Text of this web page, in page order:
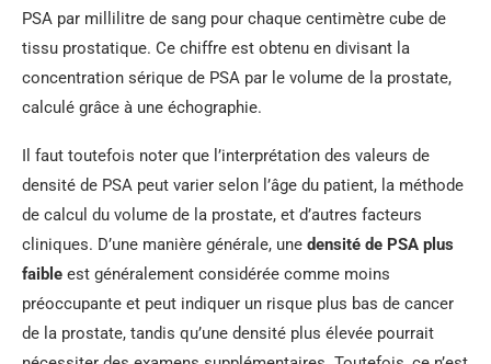
PSA par millilitre de sang pour chaque centimètre cube de
tissu prostatique. Ce chiffre est obtenu en divisant la
concentration sérique de PSA par le volume de la prostate,
calculé grâce à une échographie.
Il faut toutefois noter que l’interprétation des valeurs de
densité de PSA peut varier selon l’âge du patient, la méthode
de calcul du volume de la prostate, et d’autres facteurs
cliniques. D’une manière générale, une densité de PSA plus
faible est généralement considérée comme moins
préoccupante et peut indiquer un risque plus bas de cancer
de la prostate, tandis qu’une densité plus élevée pourrait